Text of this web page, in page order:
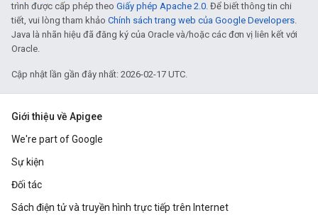
trình được cấp phép theo Giấy phép Apache 2.0. Để biết thông tin chi
tiết, vui lòng tham khảo Chính sách trang web của Google Developers.
Java là nhãn hiệu đã đăng ký của Oracle và/hoặc các đơn vị liên kết với
Oracle.
Cập nhật lần gần đây nhất: 2026-02-17 UTC.
Giới thiệu về Apigee
We're part of Google
Sự kiện
Đối tác
Sách điện tử và truyền hình trực tiếp trên Internet